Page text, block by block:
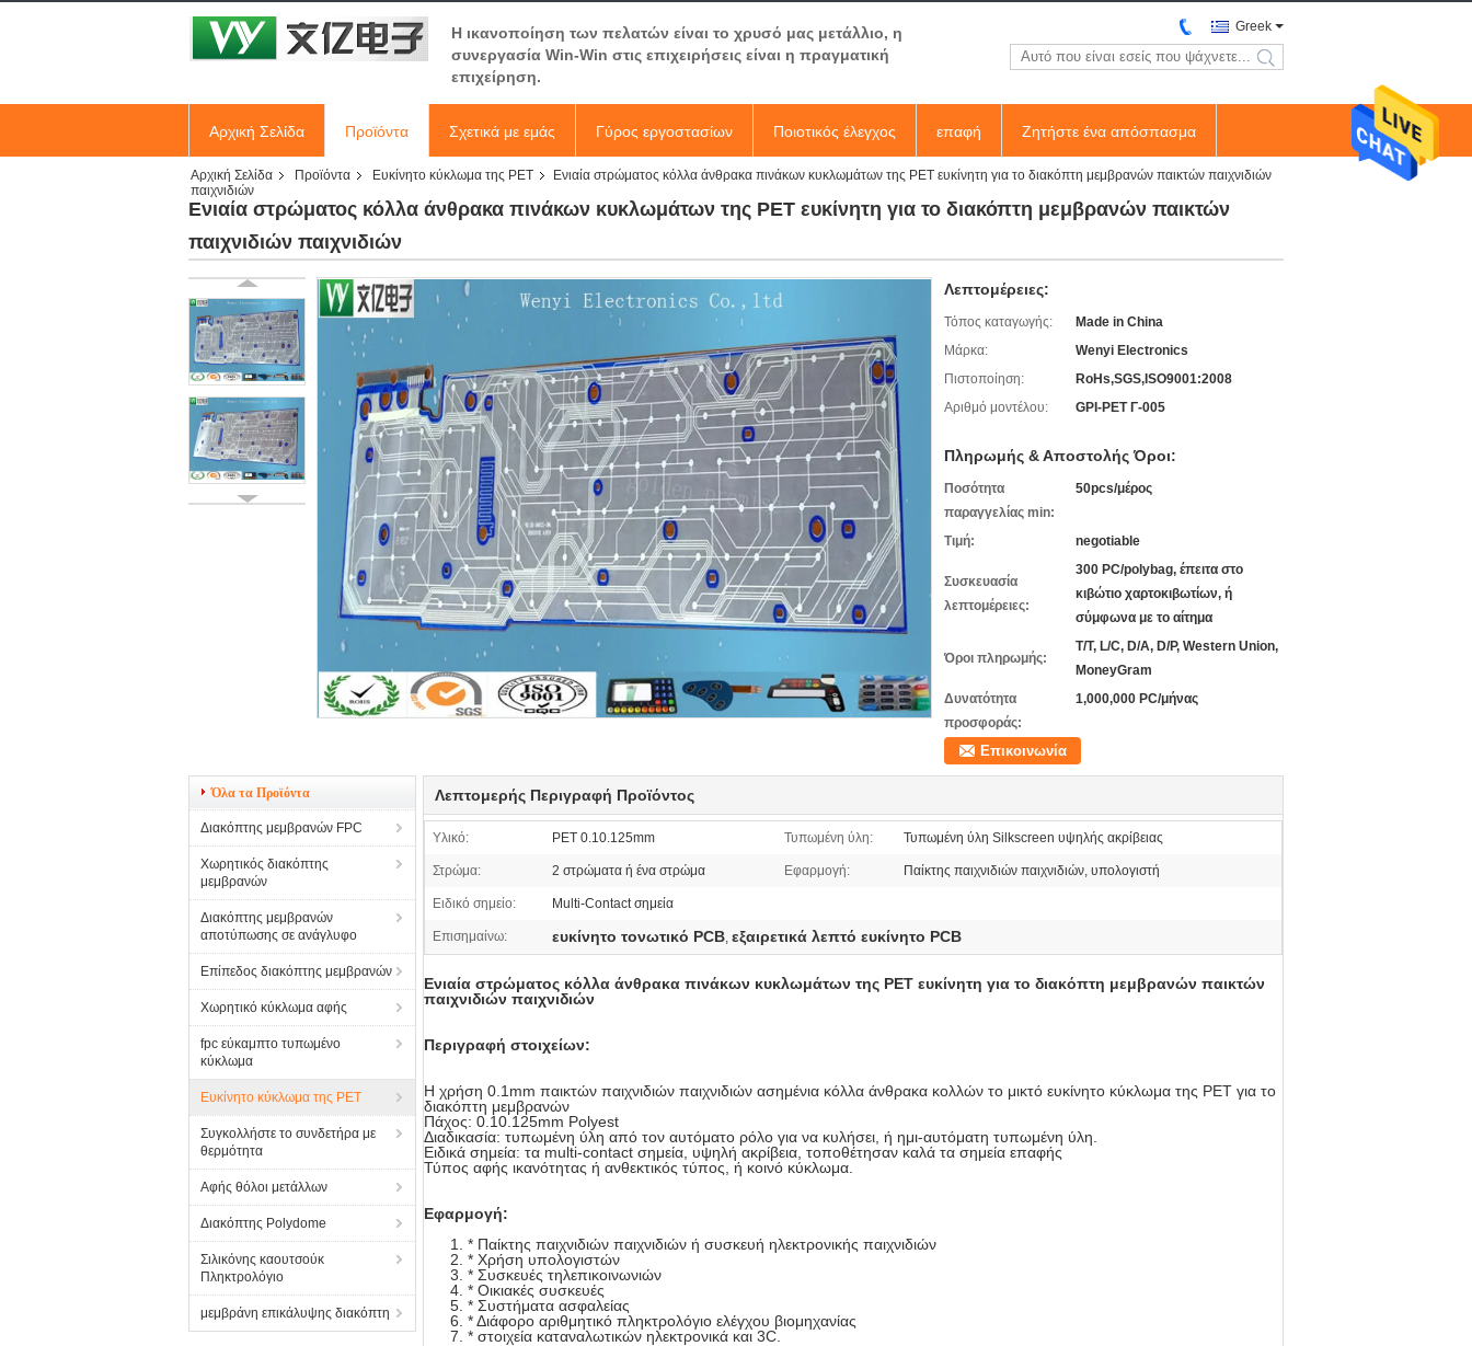
Η ικανοποίηση των πελατών είναι το χρυσό μας μετάλλιο, η
συνεργασία Win-Win στις επιχειρήσεις είναι η πραγματική
επιχείρηση.
Greek
search
Αρχική Σελίδα Προϊόντα Σχετικά με εμάς Γύρος εργοστασίων Ποιοτικός έλεγχος επαφή Ζητήστε ένα απόσπασμα
Αρχική Σελίδα Προϊόντα Ευκίνητο κύκλωμα της PET
Ενιαία στρώματος κόλλα άνθρακα πινάκων κυκλωμάτων της PET ευκίνητη για το διακόπτη μεμβρανών παικτών παιχνιδιών
παιχνιδιών
Ενιαία στρώματος κόλλα άνθρακα πινάκων κυκλωμάτων της PET ευκίνητη για το διακόπτη μεμβρανών παικτών
παιχνιδιών παιχνιδιών
Λεπτομέρειες:
Τόπος καταγωγής:
Made in China
Μάρκα:
Wenyi Electronics
Πιστοποίηση:
RoHs,SGS,ISO9001:2008
Αριθμό μοντέλου:
GPI-PET Γ-005
Πληρωμής & Αποστολής Όροι:
Ποσότητα
παραγγελίας min:
50pcs/μέρος
Τιμή: negotiable
Συσκευασία
λεπτομέρειες:
300 PC/polybag, έπειτα στο
κιβώτιο χαρτοκιβωτίων, ή
σύμφωνα με το αίτημα
Όροι πληρωμής:
T/T, L/C, D/A, D/P, Western Union,
MoneyGram
Δυνατότητα
προσφοράς:
1,000,000 PC/μήνας
Επικοινωνία
Όλα τα Προϊόντα
Διακόπτης μεμβρανών FPC
Χωρητικός διακόπτης
μεμβρανών
Διακόπτης μεμβρανών
αποτύπωσης σε ανάγλυφο
Επίπεδος διακόπτης μεμβρανών
Χωρητικό κύκλωμα αφής
fpc εύκαμπτο τυπωμένο
κύκλωμα
Ευκίνητο κύκλωμα της PET
Συγκολλήστε το συνδετήρα με
θερμότητα
Αφής θόλοι μετάλλων
Διακόπτης Polydome
Σιλικόνης καουτσούκ
Πληκτρολόγιο
μεμβράνη επικάλυψης διακόπτη
Λεπτομερής Περιγραφή Προϊόντος
Υλικό: PET 0.10.125mm Τυπωμένη ύλη: Τυπωμένη ύλη Silkscreen υψηλής ακρίβειας
Στρώμα: 2 στρώματα ή ένα στρώμα Εφαρμογή: Παίκτης παιχνιδιών παιχνιδιών, υπολογιστή
Ειδικό σημείο: Multi-Contact σημεία
Επισημαίνω: ευκίνητο τονωτικό PCB, εξαιρετικά λεπτό ευκίνητο PCB
Ενιαία στρώματος κόλλα άνθρακα πινάκων κυκλωμάτων της PET ευκίνητη για το διακόπτη μεμβρανών παικτών
παιχνιδιών παιχνιδιών
Περιγραφή στοιχείων:
Η χρήση 0.1mm παικτών παιχνιδιών παιχνιδιών ασημένια κόλλα άνθρακα κολλών το μικτό ευκίνητο κύκλωμα της PET για το
διακόπτη μεμβρανών
Πάχος: 0.10.125mm Polyest
Διαδικασία: τυπωμένη ύλη από τον αυτόματο ρόλο για να κυλήσει, ή ημι-αυτόματη τυπωμένη ύλη.
Ειδικά σημεία: τα multi-contact σημεία, υψηλή ακρίβεια, τοποθέτησαν καλά τα σημεία επαφής
Τύπος αφής ικανότητας ή ανθεκτικός τύπος, ή κοινό κύκλωμα.
Εφαρμογή:
* Παίκτης παιχνιδιών παιχνιδιών ή συσκευή ηλεκτρονικής παιχνιδιών
* Χρήση υπολογιστών
* Συσκευές τηλεπικοινωνιών
* Οικιακές συσκευές
* Συστήματα ασφαλείας
* Διάφορο αριθμητικό πληκτρολόγιο ελέγχου βιομηχανίας
* στοιχεία καταναλωτικών ηλεκτρονικά και 3C.